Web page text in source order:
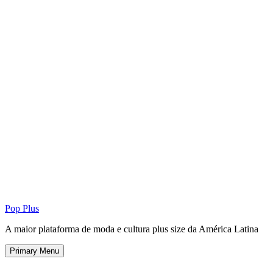
Pop Plus
A maior plataforma de moda e cultura plus size da América Latina
Primary Menu